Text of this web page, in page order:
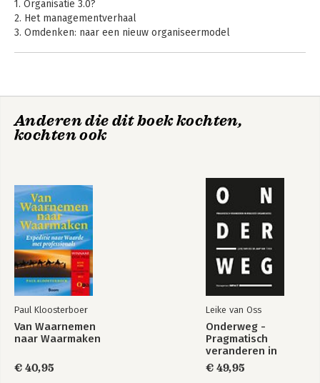
1. Organisatie 3.0?
2. Het managementverhaal
3. Omdenken: naar een nieuw organiseermodel
9. Organisatieontwikkeling
10. Collectieve actie
Anderen die dit boek kochten,
kochten ook
Paul Kloosterboer
Van Waarnemen
naar Waarmaken
€ 40,95
Leike van Oss
Onderweg -
Pragmatisch
veranderen in
robuuste
organisaties
€ 49,95